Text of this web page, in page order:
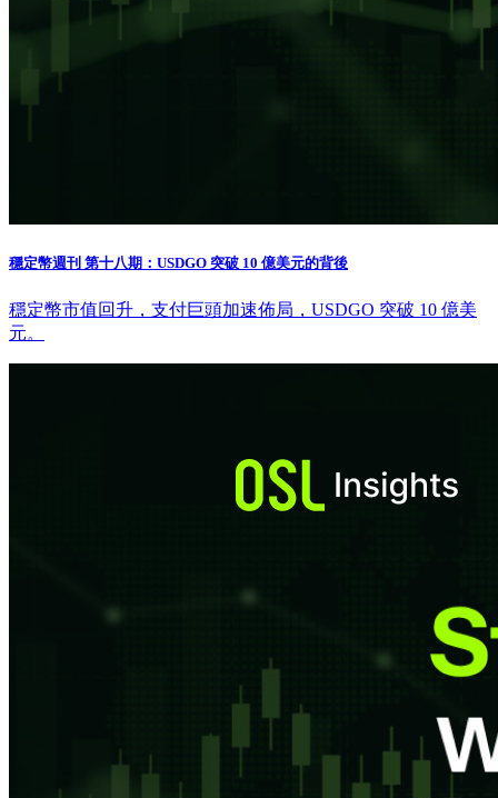
穩定幣週刊 第十八期：USDGO 突破 10 億美元的背後
穩定幣市值回升，支付巨頭加速佈局，USDGO 突破 10 億美
元。